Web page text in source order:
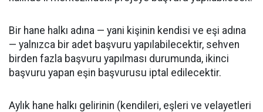
Bir hane halkı adına — yani kişinin kendisi ve eşi adına
— yalnızca bir adet başvuru yapılabilecektir, sehven
birden fazla başvuru yapılması durumunda, ikinci
başvuru yapan eşin başvurusu iptal edilecektir.
Aylık hane halkı gelirinin (kendileri, eşleri ve velayetleri